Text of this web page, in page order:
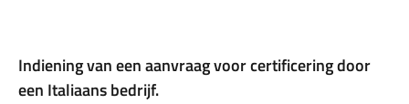
Indiening van een aanvraag voor certificering door
een Italiaans bedrijf.